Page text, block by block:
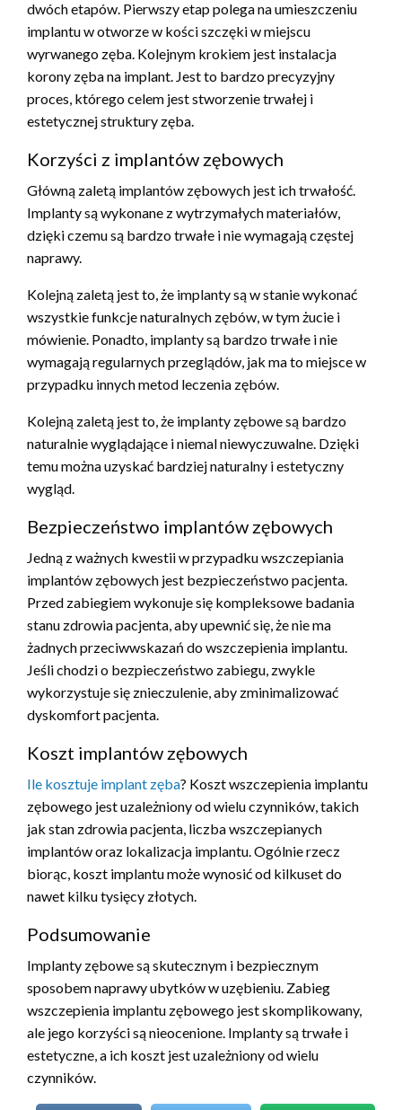
dwóch etapów. Pierwszy etap polega na umieszczeniu
implantu w otworze w kości szczęki w miejscu
wyrwanego zęba. Kolejnym krokiem jest instalacja
korony zęba na implant. Jest to bardzo precyzyjny
proces, którego celem jest stworzenie trwałej i
estetycznej struktury zęba.
Korzyści z implantów zębowych
Główną zaletą implantów zębowych jest ich trwałość.
Implanty są wykonane z wytrzymałych materiałów,
dzięki czemu są bardzo trwałe i nie wymagają częstej
naprawy.
Kolejną zaletą jest to, że implanty są w stanie wykonać
wszystkie funkcje naturalnych zębów, w tym żucie i
mówienie. Ponadto, implanty są bardzo trwałe i nie
wymagają regularnych przeglądów, jak ma to miejsce w
przypadku innych metod leczenia zębów.
Kolejną zaletą jest to, że implanty zębowe są bardzo
naturalnie wyglądające i niemal niewyczuwalne. Dzięki
temu można uzyskać bardziej naturalny i estetyczny
wygląd.
Bezpieczeństwo implantów zębowych
Jedną z ważnych kwestii w przypadku wszczepiania
implantów zębowych jest bezpieczeństwo pacjenta.
Przed zabiegiem wykonuje się kompleksowe badania
stanu zdrowia pacjenta, aby upewnić się, że nie ma
żadnych przeciwwskazań do wszczepienia implantu.
Jeśli chodzi o bezpieczeństwo zabiegu, zwykle
wykorzystuje się znieczulenie, aby zminimalizować
dyskomfort pacjenta.
Koszt implantów zębowych
Ile kosztuje implant zęba? Koszt wszczepienia implantu
zębowego jest uzależniony od wielu czynników, takich
jak stan zdrowia pacjenta, liczba wszczepianych
implantów oraz lokalizacja implantu. Ogólnie rzecz
biorąc, koszt implantu może wynosić od kilkuset do
nawet kilku tysięcy złotych.
Podsumowanie
Implanty zębowe są skutecznym i bezpiecznym
sposobem naprawy ubytków w uzębieniu. Zabieg
wszczepienia implantu zębowego jest skomplikowany,
ale jego korzyści są nieocenione. Implanty są trwałe i
estetyczne, a ich koszt jest uzależniony od wielu
czynników.